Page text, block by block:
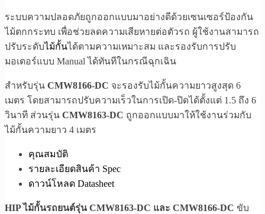
ระบบความปลอดภัยถูกออกแบบมาอย่างดีด้วยเซนเซอร์ป้องกัน
ไม้ตกกระทบ เพื่อช่วยลดความเสียหายต่อตัวรถ ผู้ใช้งานสามารถ
ปรับระดับไม้กั้นได้ตามความเหมาะสม และรองรับการปรับ
มอเตอร์แบบ Manual ได้ทันทีในกรณีฉุกเฉิน
สำหรับรุ่น CMW8166-DC จะรองรับไม้กั้นความยาวสูงสุด 6
เมตร โดยสามารถปรับความเร็วในการเปิด-ปิดได้ตั้งแต่ 1.5 ถึง 6
วินาที ส่วนรุ่น CMW8163-DC ถูกออกแบบมาให้ใช้งานร่วมกับ
ไม้กั้นความยาว 4 เมตร
คุณสมบัติ
รายละเอียดสินค้า Spec
ดาวน์โหลด Datasheet
HIP ไม้กั้นรถยนต์รุ่น CMW8163-DC และ CMW8166-DC ขับ